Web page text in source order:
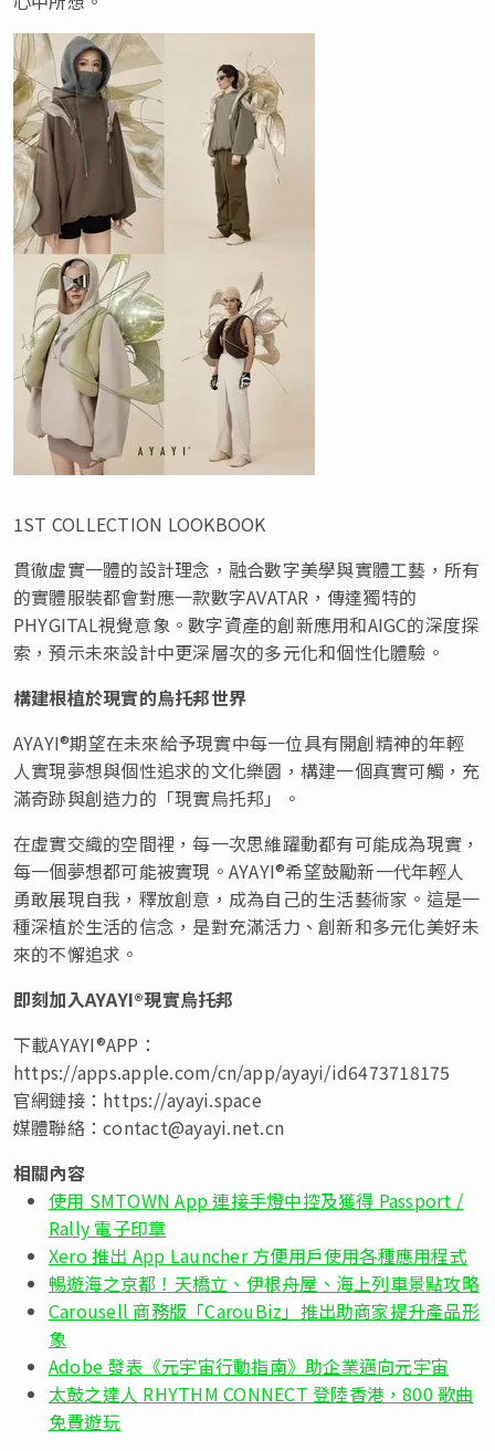
1ST COLLECTION LOOKBOOK
貫徹虛實一體的設計理念，融合數字美學與實體工藝，所有
的實體服裝都會對應一款數字AVATAR，傳達獨特的
PHYGITAL視覺意象。數字資產的創新應用和AIGC的深度探
索，預示未來設計中更深層次的多元化和個性化體驗。
構建根植於現實的烏托邦世界
AYAYI®期望在未來給予現實中每一位具有開創精神的年輕
人實現夢想與個性追求的文化樂園，構建一個真實可觸，充
滿奇跡與創造力的「現實烏托邦」。
在虛實交織的空間裡，每一次思維躍動都有可能成為現實，
每一個夢想都可能被實現。AYAYI®希望鼓勵新一代年輕人
勇敢展現自我，釋放創意，成為自己的生活藝術家。這是一
種深植於生活的信念，是對充滿活力、創新和多元化美好未
來的不懈追求。
即刻加入AYAYI®現實烏托邦
下載AYAYI®APP：
https://apps.apple.com/cn/app/ayayi/id6473718175
官網鏈接：https://ayayi.space
媒體聯絡：contact@ayayi.net.cn
相關內容
使用 SMTOWN App 連接手燈中控及獲得 Passport /
Rally 電子印章
Xero 推出 App Launcher 方便用戶使用各種應用程式
暢遊海之京都！天橋立、伊根舟屋、海上列車景點攻略
Carousell 商務版「CarouBiz」推出助商家提升產品形
象
Adobe 發表《元宇宙行動指南》助企業邁向元宇宙
太鼓之達人 RHYTHM CONNECT 登陸香港，800 歌曲
免費遊玩